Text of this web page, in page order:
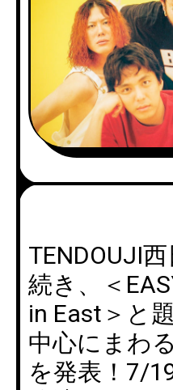
TENDOUJI
続き、＜
in East＞と
中心にまわ
を発表！7/